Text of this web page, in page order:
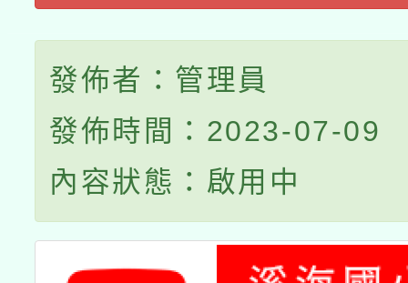
發佈者：管理員
發佈時間：2023-07-09
內容狀態：啟用中